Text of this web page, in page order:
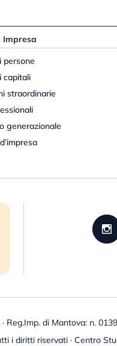
Impresa
persone
capitali
straordinarie
generazionale
Reg.Imp. di Mantova: n.
i diritti riservati · Centro